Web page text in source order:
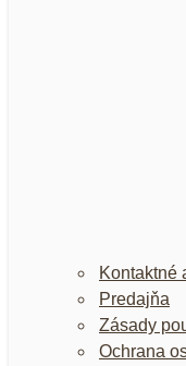
Kontaktné
Predajňa
Zásady
Ochrana